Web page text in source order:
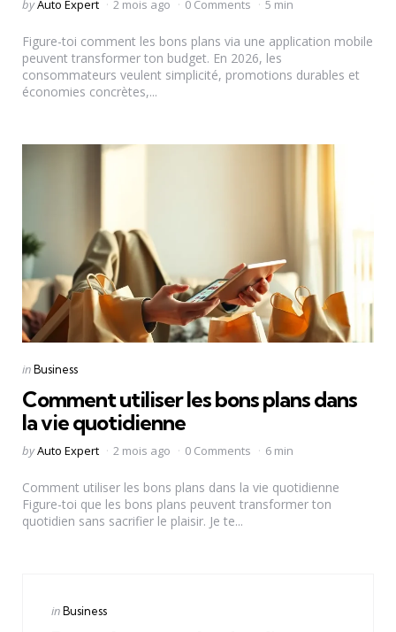
Posted
byAuto Expert 2 mois ago 0 Comments 5 min
Figure-toi comment les bons plans via une application mobile
peuvent transformer ton budget. En 2026, les
consommateurs veulent simplicité, promotions durables et
économies concrètes,...
Categories
Posted
inBusiness
Comment utiliser les bons plans dans
la vie quotidienne
Posted
byAuto Expert 2 mois ago 0 Comments 6 min
Comment utiliser les bons plans dans la vie quotidienne
Figure-toi que les bons plans peuvent transformer ton
quotidien sans sacrifier le plaisir. Je te...
Categories
Posted
inBusiness